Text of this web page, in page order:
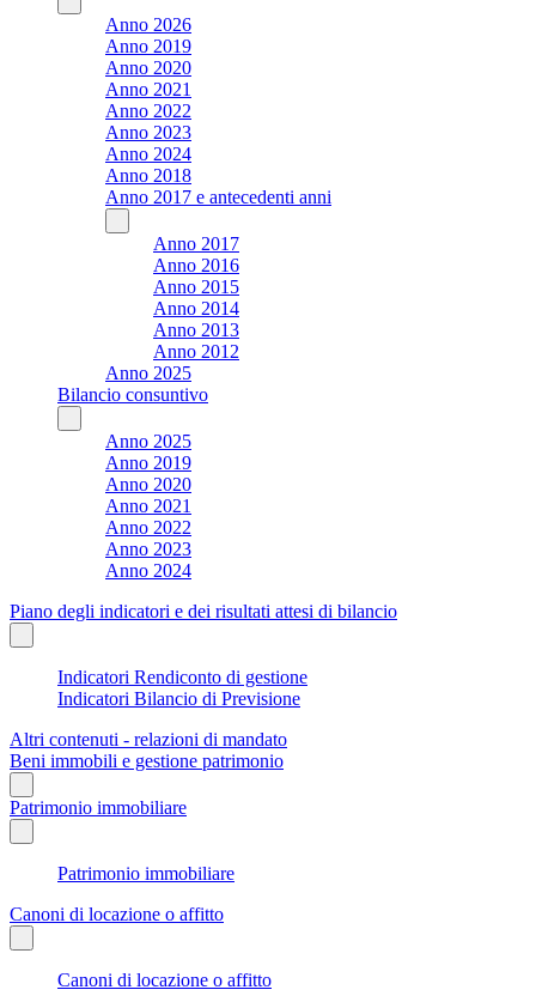
Anno 2026
Anno 2019
Anno 2020
Anno 2021
Anno 2022
Anno 2023
Anno 2024
Anno 2018
Anno 2017 e antecedenti anni
Anno 2017
Anno 2016
Anno 2015
Anno 2014
Anno 2013
Anno 2012
Anno 2025
Bilancio consuntivo
Anno 2025
Anno 2019
Anno 2020
Anno 2021
Anno 2022
Anno 2023
Anno 2024
Piano degli indicatori e dei risultati attesi di bilancio
Indicatori Rendiconto di gestione
Indicatori Bilancio di Previsione
Altri contenuti - relazioni di mandato
Beni immobili e gestione patrimonio
Patrimonio immobiliare
Patrimonio immobiliare
Canoni di locazione o affitto
Canoni di locazione o affitto